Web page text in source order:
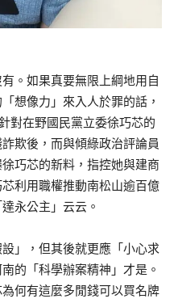
。如果真要無限上綱地用自
想像力」來入人於罪的話，
對在野國民黨立委徐巧芯的
欺後，而與傾綠政治評論員
巧芯的新料，指控她與建商
利用職權推動南松山逾百億
永公主」云云。
」，但其後就更應「小心求
的「科學辦案精神」才是。
何有這麼多閒錢可以買名牌